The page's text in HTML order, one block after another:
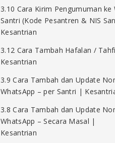
3.10 Cara Kirim Pengumuman ke
Santri (Kode Pesantren & NIS
Kesantrian
3.12 Cara Tambah Hafalan /
Kesantrian
3.9 Cara Tambah dan Update
WhatsApp – per Santri |
3.8 Cara Tambah dan Update
WhatsApp – Secara Masal |
Kesantrian